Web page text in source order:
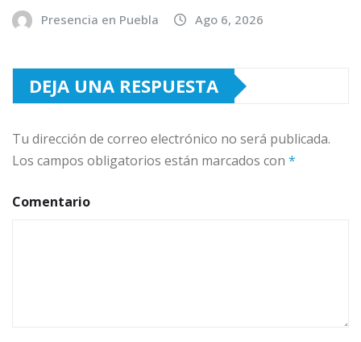
Presencia en Puebla Ago 6, 2026
DEJA UNA RESPUESTA
Tu dirección de correo electrónico no será publicada.
Los campos obligatorios están marcados con *
Comentario